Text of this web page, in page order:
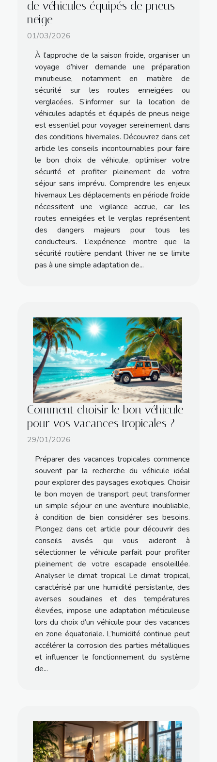
de véhicules équipés de pneus
neige
01/03/2026
À l’approche de la saison froide, organiser un
voyage d’hiver demande une préparation
minutieuse, notamment en matière de
sécurité sur les routes enneigées ou
verglacées. S’informer sur la location de
véhicules adaptés et équipés de pneus neige
est essentiel pour voyager sereinement dans
des conditions hivernales. Découvrez dans cet
article les conseils incontournables pour faire
le bon choix de véhicule, optimiser votre
sécurité et profiter pleinement de votre
séjour sans imprévu. Comprendre les enjeux
hivernaux Les déplacements en période froide
nécessitent une vigilance accrue, car les
routes enneigées et le verglas représentent
des dangers majeurs pour tous les
conducteurs. L’expérience montre que la
sécurité routière pendant l’hiver ne se limite
pas à une simple adaptation de...
Comment choisir le bon véhicule
pour vos vacances tropicales ?
29/01/2026
Préparer des vacances tropicales commence
souvent par la recherche du véhicule idéal
pour explorer des paysages exotiques. Choisir
le bon moyen de transport peut transformer
un simple séjour en une aventure inoubliable,
à condition de bien considérer ses besoins.
Plongez dans cet article pour découvrir des
conseils avisés qui vous aideront à
sélectionner le véhicule parfait pour profiter
pleinement de votre escapade ensoleillée.
Analyser le climat tropical Le climat tropical,
caractérisé par une humidité persistante, des
averses soudaines et des températures
élevées, impose une adaptation méticuleuse
lors du choix d’un véhicule pour des vacances
en zone équatoriale. L’humidité continue peut
accélérer la corrosion des parties métalliques
et influencer le fonctionnement du système
de...